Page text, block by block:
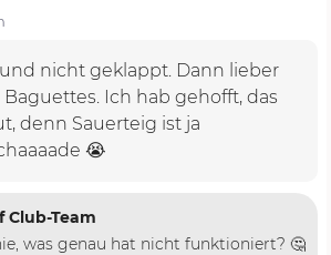
nicht geklappt. Dann lieber
Ich hab gehofft, das
denn Sauerteig ist ja
😭
Club-Team
was genau hat nicht funktioniert? 🤔